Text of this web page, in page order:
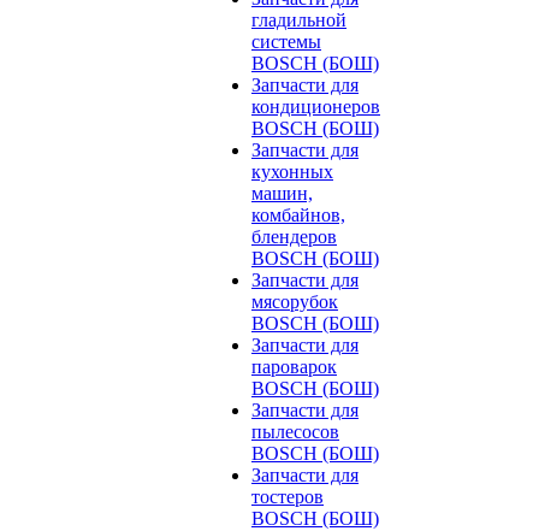
гладильной
системы
BOSCH (БОШ)
Запчасти для
кондиционеров
BOSCH (БОШ)
Запчасти для
кухонных
машин,
комбайнов,
блендеров
BOSCH (БОШ)
Запчасти для
мясорубок
BOSCH (БОШ)
Запчасти для
пароварок
BOSCH (БОШ)
Запчасти для
пылесосов
BOSCH (БОШ)
Запчасти для
тостеров
BOSCH (БОШ)